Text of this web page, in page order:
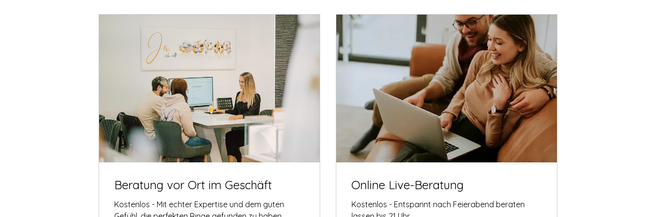
Beratung vor Ort im Geschäft
Kostenlos - Mit echter Expertise und dem guten
Online Live-Beratung
Kostenlos - Entspannt nach Feierabend beraten